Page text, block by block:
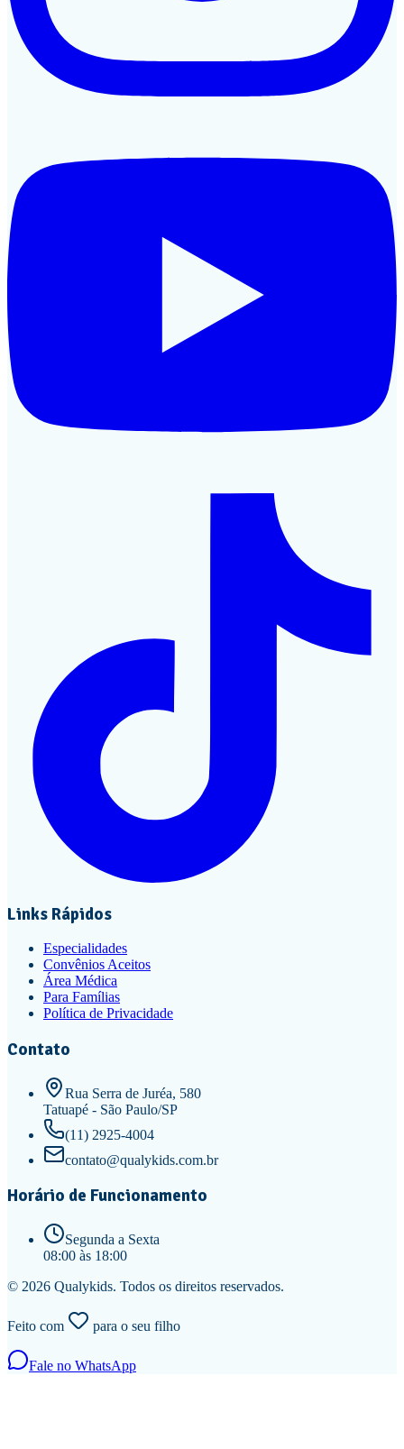
Links Rápidos
Especialidades
Convênios Aceitos
Área Médica
Para Famílias
Política de Privacidade
Contato
Rua Serra de Juréa, 580
Tatuapé - São Paulo/SP
(11) 2925-4004
contato@qualykids.com.br
Horário de Funcionamento
Segunda a Sexta
08:00 às 18:00
© 2026 Qualykids. Todos os direitos reservados.
Feito com para o seu filho
Fale no WhatsApp